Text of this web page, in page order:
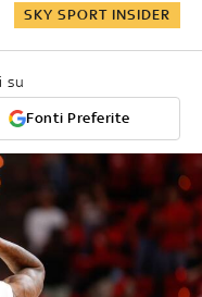
SKY SPORT INSIDER
su
Fonti Preferite